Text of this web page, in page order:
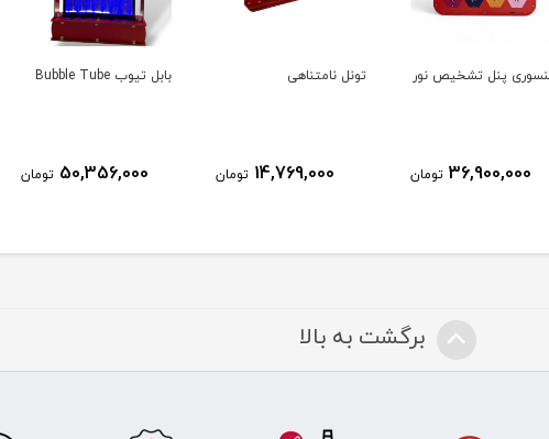
پنل تشخیص نور
36,900,000 تومان
تونل نامتناهی
14,769,000 تومان
بابل تیوب Bubble Tube
50,356,000 تومان
برگشت به بالا